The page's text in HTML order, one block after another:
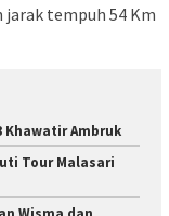
jarak tempuh 54 Km
Khawatir Ambruk
Tour Malasari